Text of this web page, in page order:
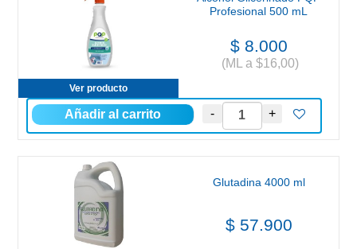
Ver producto
Profesional 500 mL
$ 8.000
(ML a $16,00)
Glutadina 4000 ml
$ 57.900